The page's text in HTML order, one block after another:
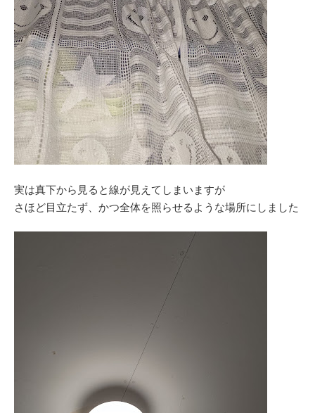
実は真下から見ると線が見えてしまいますが
さほど目立たず、かつ全体を照らせるような場所にしました